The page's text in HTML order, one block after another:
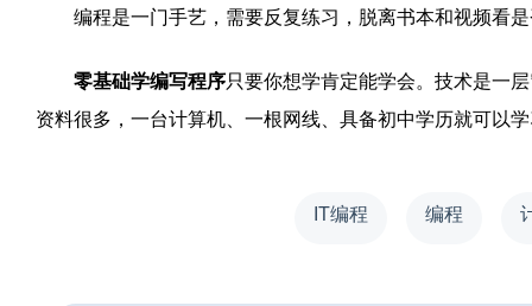
编程是一门手艺，需要反复练习，脱离书本和视频看是
零基础学编写程序只要你想学肯定能学会。技术是一
资料很多，一台计算机、一根网线、具备初中学历就可以
IT编程 编程